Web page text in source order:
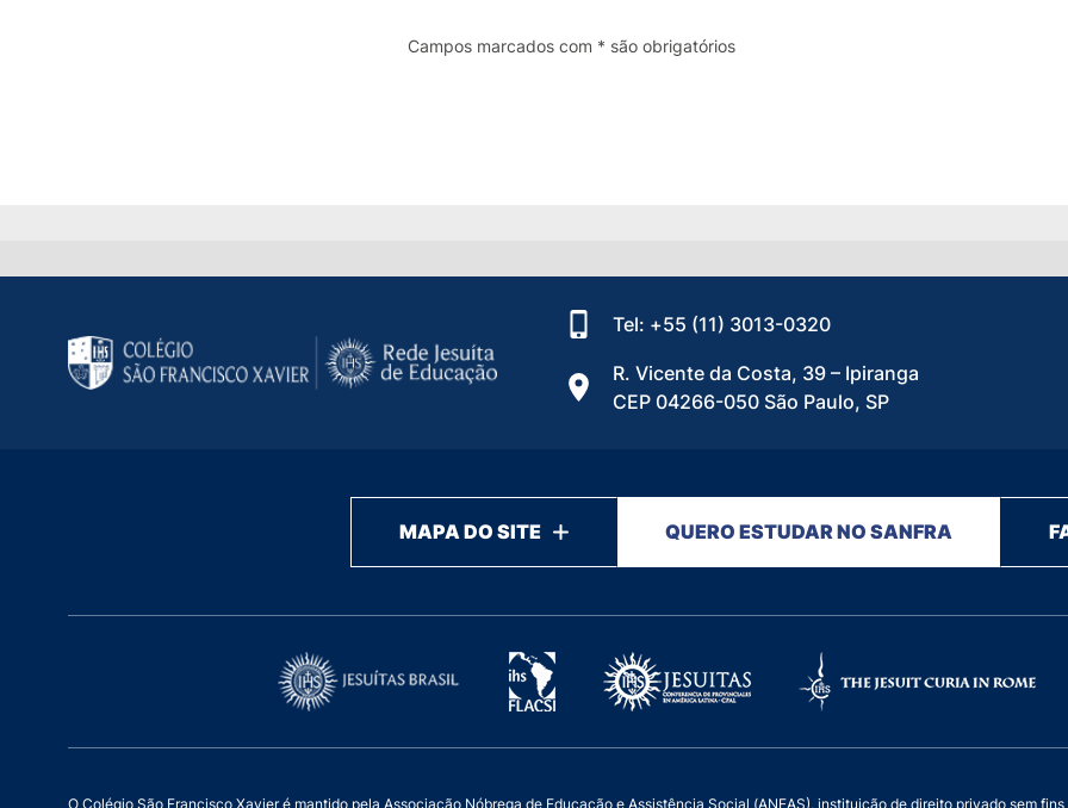
Campos marcados com * são obrigatórios
Tel: +55 (11) 3013-0320
R. Vicente da Costa, 39 – Ipiranga
CEP 04266-050 São Paulo, SP
MAPA DO SITE QUERO ESTUDAR NO SANFRA
O Colégio São Francisco Xavier é mantido pela Associação Nóbrega de Educação e Assistência Social (ANEAS), instituição de direito privado sem